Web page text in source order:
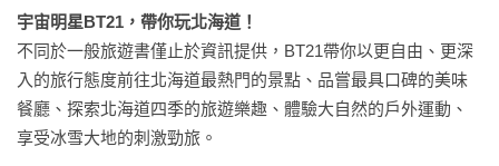
宇宙明星BT21，帶你玩北海道！
不同於一般旅遊書僅止於資訊提供，BT21帶你以更自由、更深
入的旅行態度前往北海道最熱門的景點、品嘗最具口碑的美味
餐廳、探索北海道四季的旅遊樂趣、體驗大自然的戶外運動、
享受冰雪大地的刺激勁旅。